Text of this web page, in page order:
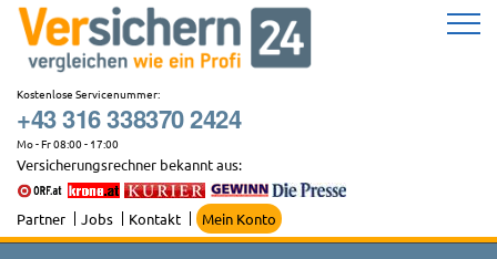
Zum
Inhalt
springen
Kostenlose Servicenummer:
+43 316 338370 2424
Mo - Fr 08:00 - 17:00
Versicherungsrechner bekannt aus:
Partner Jobs Kontakt Mein Konto